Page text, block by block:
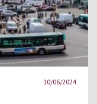
10/06/2024